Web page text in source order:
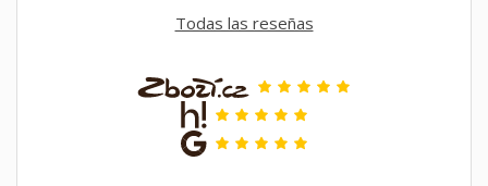
Todas las reseñas